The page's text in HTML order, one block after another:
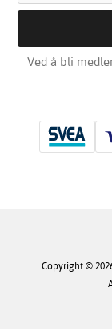
Ved å bli
Copyright ©